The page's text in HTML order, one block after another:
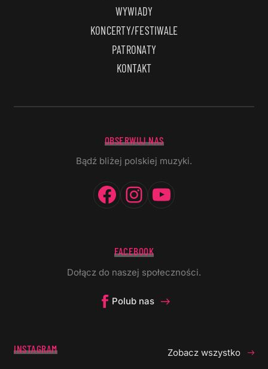
WYWIADY
KONCERTY/FESTIWALE
PATRONATY
KONTAKT
OBSERWUJ NAS
Bądź bliżej polskiej muzyki.
Facebook
Instagram
FACEBOOK
Dołącz do naszej społeczności.
Polub nas
INSTAGRAM Zobacz wszystko